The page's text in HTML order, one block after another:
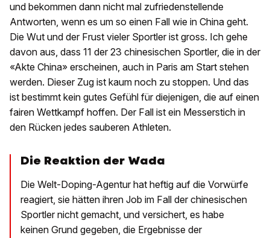
und bekommen dann nicht mal zufriedenstellende
Antworten, wenn es um so einen Fall wie in China geht.
Die Wut und der Frust vieler Sportler ist gross. Ich gehe
davon aus, dass 11 der 23 chinesischen Sportler, die in der
«Akte China» erscheinen, auch in Paris am Start stehen
werden. Dieser Zug ist kaum noch zu stoppen. Und das
ist bestimmt kein gutes Gefühl für diejenigen, die auf einen
fairen Wettkampf hoffen. Der Fall ist ein Messerstich in
den Rücken jedes sauberen Athleten.
Die Reaktion der Wada
Die Welt-Doping-Agentur hat heftig auf die Vorwürfe
reagiert, sie hätten ihren Job im Fall der chinesischen
Sportler nicht gemacht, und versichert, es habe
keinen Grund gegeben, die Ergebnisse der